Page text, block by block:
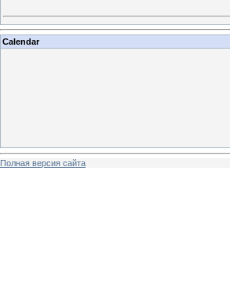
Calendar
Полная версия сайта